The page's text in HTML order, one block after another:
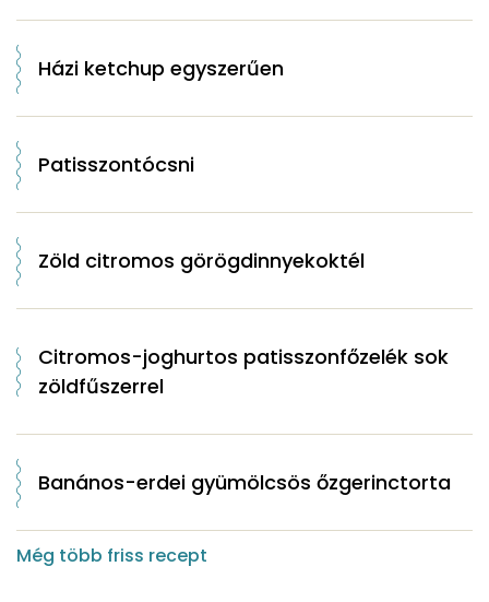
Házi ketchup egyszerűen
Patisszontócsni
Zöld citromos görögdinnyekoktél
Citromos-joghurtos patisszonfőzelék sok
zöldfűszerrel
Banános-erdei gyümölcsös őzgerinctorta
Még több friss recept